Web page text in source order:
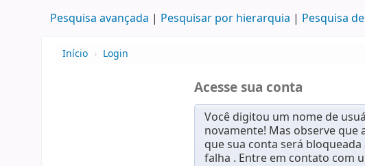
Pesquisa avançada Pesquisar por hierarquia Pesquisa
Início › Login
Acesse sua conta
Você digitou um nome de
novamente! Mas observe que
que sua conta será
falha . Entre em contato com